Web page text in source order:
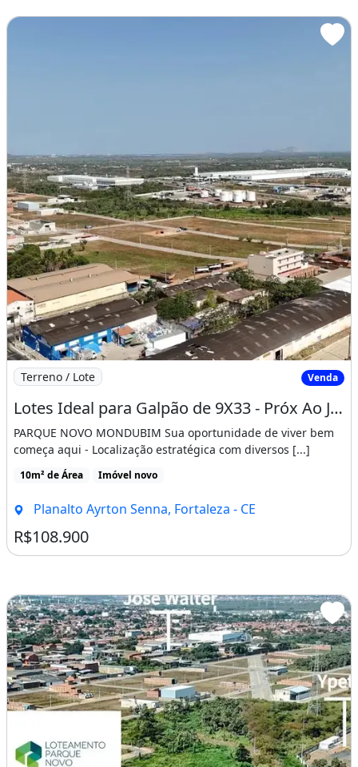
Imagem: Lotes Ideal para Galpão de 9X33 - Próx
Terreno / Lote Venda
Lotes Ideal para Galpão de 9X33 - Próx Ao José Walter
PARQUE NOVO MONDUBIM Sua oportunidade de viver bem
começa aqui - Localização estratégica com diversos [...]
10m² de Área Imóvel novo
Planalto Ayrton Senna, Fortaleza - CE
R$108.900